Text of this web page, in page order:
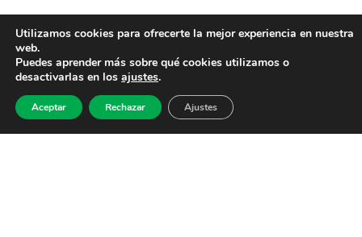
Utilizamos cookies para ofrecerte la mejor experiencia en nuestra
web.
Puedes aprender más sobre qué cookies utilizamos o
desactivarlas en los ajustes.
Aceptar Rechazar Ajustes